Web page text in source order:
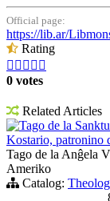
Official page:
https://lib.ar/
Rating
    
0 votes
Related Articles
Tago de la
Kostario, patronino
Tago de la Anĝela
Ameriko
Catalog: